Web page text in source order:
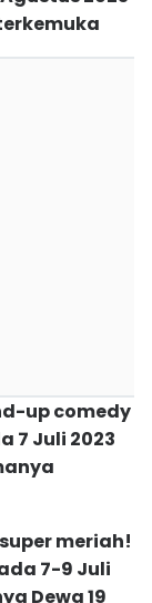
up comedy
7 Juli 2023
meriah!
7-9 Juli
Dewa 19